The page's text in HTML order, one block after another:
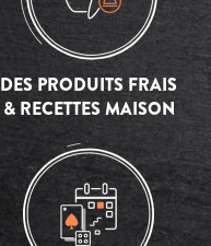
DES PRODUITS FRAIS
& RECETTES MAISON